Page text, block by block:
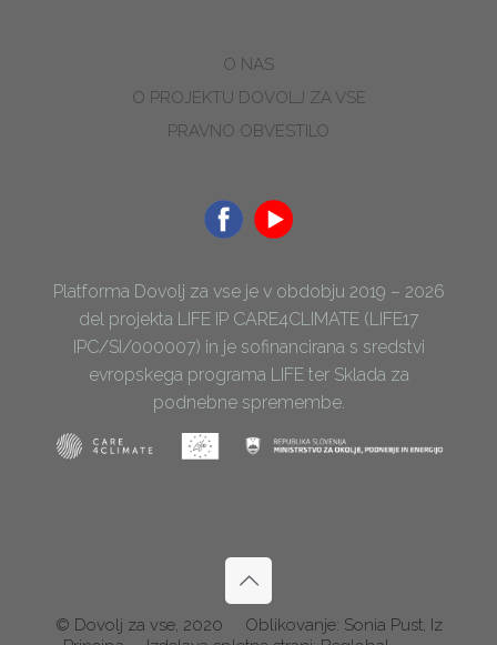
O NAS
O PROJEKTU DOVOLJ ZA VSE
PRAVNO OBVESTILO
Platforma Dovolj za vse je v obdobju 2019 – 2026
del projekta LIFE IP CARE4CLIMATE (LIFE17
IPC/SI/000007) in je sofinancirana s sredstvi
evropskega programa LIFE ter Sklada za
podnebne spremembe.
© Dovolj za vse, 2020
Oblikovanje: Sonia Pust, Iz